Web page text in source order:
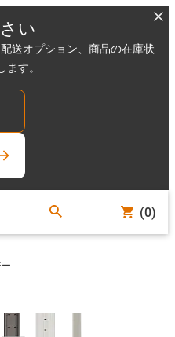
い
送オプション、商品の在庫状
す。
(0)